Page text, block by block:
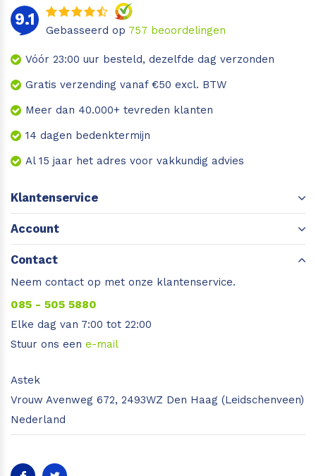
9.1
Gebasseerd op 757 beoordelingen
Vóór 23:00 uur besteld, dezelfde dag verzonden
Gratis verzending vanaf €50 excl. BTW
Meer dan 40.000+ tevreden klanten
14 dagen bedenktermijn
Al 15 jaar het adres voor vakkundig advies
Klantenservice
Account
Contact
Neem contact op met onze klantenservice.
085 - 505 5880
Elke dag van 7:00 tot 22:00
Stuur ons een e-mail
Astek
Vrouw Avenweg 672, 2493WZ Den Haag (Leidschenveen)
Nederland